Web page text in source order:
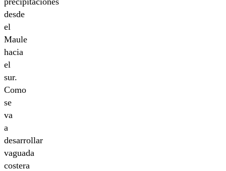
desde
el
Maule
hacia
el
sur.
Como
se
va
a
desarrollar
vaguada
costera